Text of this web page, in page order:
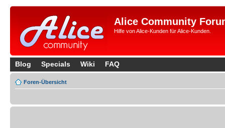
Alice Community
Hilfe von Alice-Kunden für Alice-Kunden.
Blog Specials Wiki FAQ
Foren-Übersicht